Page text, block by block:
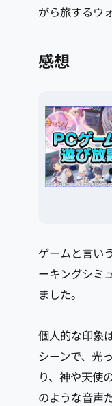
がら旅するウ
感想
ゲームと言い
ーキングシミ
ました。
個人的な印象
シーンで、光
り、神や天使
のような音声